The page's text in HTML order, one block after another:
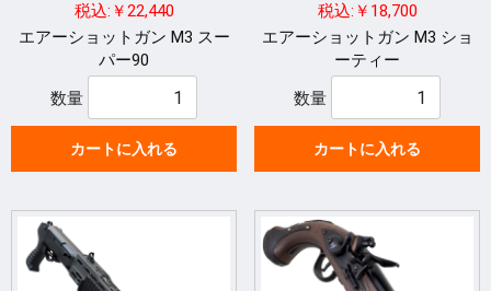
税込:￥22,440
エアーショットガン M3 スー
パー90
数量
カートに入れる
税込:￥18,700
エアーショットガン M3 ショ
ーティー
数量
カートに入れる